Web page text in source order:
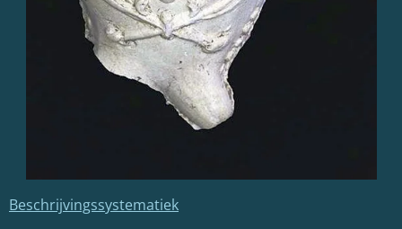
Beschrijvingssystematiek